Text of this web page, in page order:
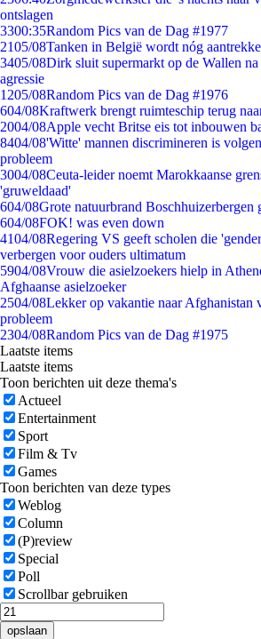
ontslagen
3300:35Random Pics van de Dag #1977
2105/08Tanken in België wordt nóg
3405/08Dirk sluit supermarkt op de Wallen
agressie
1205/08Random Pics van de Dag #1976
604/08Kraftwerk brengt ruimteschip terug
2004/08Apple vecht Britse eis tot inbouwen
8404/08'Witte' mannen discrimineren is
probleem
3004/08Ceuta-leider noemt Marokkaanse
'gruweldaad'
604/08Grote natuurbrand Boschhuizerbergen
604/08FOK! was even down
4104/08Regering VS geeft scholen die
verbergen voor ouders ultimatum
5904/08Vrouw die asielzoekers hielp in
Afghaanse asielzoeker
2504/08Lekker op vakantie naar Afghanistan
probleem
2304/08Random Pics van de Dag #1975
Laatste items
Laatste items
Toon berichten uit deze thema's
Actueel
Entertainment
Sport
Film & Tv
Games
Toon berichten van deze types
Weblog
Column
(P)review
Special
Poll
Scrollbar gebruiken
opslaan